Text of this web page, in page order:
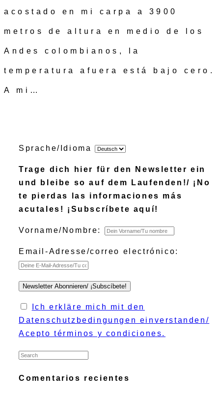
acostado en mi carpa a 3900
metros de altura en medio de los
Andes colombianos, la
temperatura afuera está bajo cero.
A mi…
Sprache/Idioma
Trage dich hier für den Newsletter ein
und bleibe so auf dem Laufenden!/ ¡No
te pierdas las informaciones más
acutales! ¡Subscríbete aquí!
Vorname/Nombre:
Email-Adresse/correo electrónico:
Ich erkläre mich mit den
Datenschutzbedingungen einverstanden/
Acepto términos y condiciones.
Comentarios recientes